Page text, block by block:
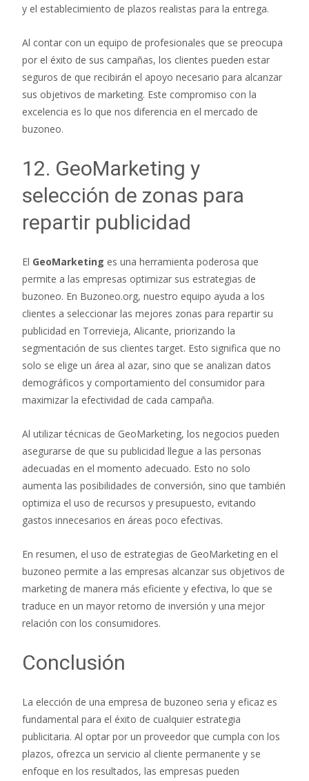
y el establecimiento de plazos realistas para la entrega.
Al contar con un equipo de profesionales que se preocupa
por el éxito de sus campañas, los clientes pueden estar
seguros de que recibirán el apoyo necesario para alcanzar
sus objetivos de marketing. Este compromiso con la
excelencia es lo que nos diferencia en el mercado de
buzoneo.
12. GeoMarketing y
selección de zonas para
repartir publicidad
El GeoMarketing es una herramienta poderosa que
permite a las empresas optimizar sus estrategias de
buzoneo. En Buzoneo.org, nuestro equipo ayuda a los
clientes a seleccionar las mejores zonas para repartir su
publicidad en Torrevieja, Alicante, priorizando la
segmentación de sus clientes target. Esto significa que no
solo se elige un área al azar, sino que se analizan datos
demográficos y comportamiento del consumidor para
maximizar la efectividad de cada campaña.
Al utilizar técnicas de GeoMarketing, los negocios pueden
asegurarse de que su publicidad llegue a las personas
adecuadas en el momento adecuado. Esto no solo
aumenta las posibilidades de conversión, sino que también
optimiza el uso de recursos y presupuesto, evitando
gastos innecesarios en áreas poco efectivas.
En resumen, el uso de estrategias de GeoMarketing en el
buzoneo permite a las empresas alcanzar sus objetivos de
marketing de manera más eficiente y efectiva, lo que se
traduce en un mayor retorno de inversión y una mejor
relación con los consumidores.
Conclusión
La elección de una empresa de buzoneo seria y eficaz es
fundamental para el éxito de cualquier estrategia
publicitaria. Al optar por un proveedor que cumpla con los
plazos, ofrezca un servicio al cliente permanente y se
enfoque en los resultados, las empresas pueden